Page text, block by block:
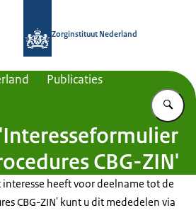
Zorginstituut Nederland
Publicaties
CBG-ZIN'
heeft voor deelname tot de
CBG-ZIN' kunt u dit mededelen via